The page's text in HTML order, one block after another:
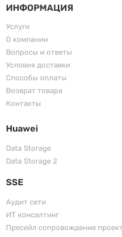
ИНФОРМАЦИЯ
Услуги
О компании
Вопросы и ответы
Условия доставки
Способы оплаты
Возврат товара
Контакты
Huawei
Data Storage
Data Storage 2
SSE
Аудит сети
ИТ консалтинг
Пресейл сопровождение